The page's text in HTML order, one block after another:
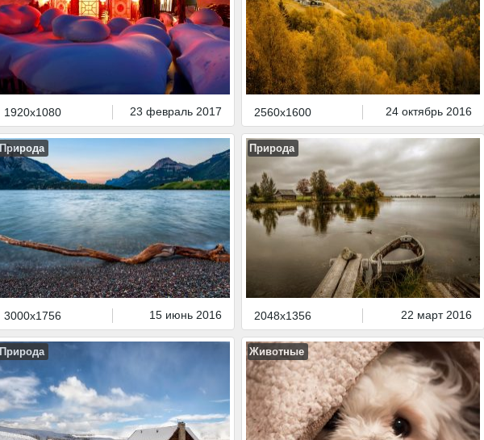
1920x1080 23 февраль 2017 2560x1600 24 октябрь 2016
Природа
3000x1756 15 июнь 2016
Природа
2048x1356 22 март 2016
Природа Животные